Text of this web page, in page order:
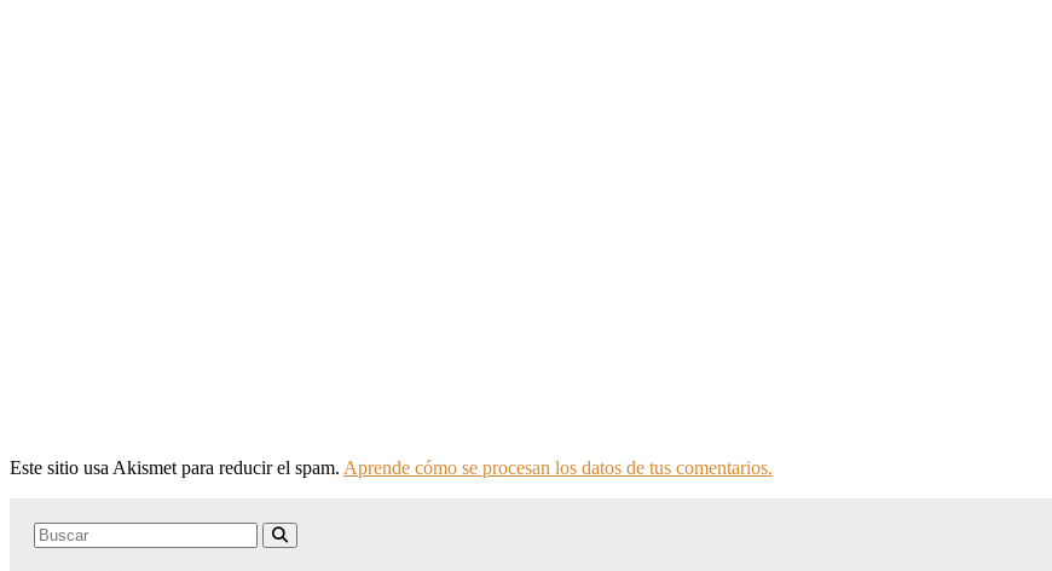
Este sitio usa Akismet para reducir el spam. Aprende cómo se procesan los datos de tus comentarios.
Search